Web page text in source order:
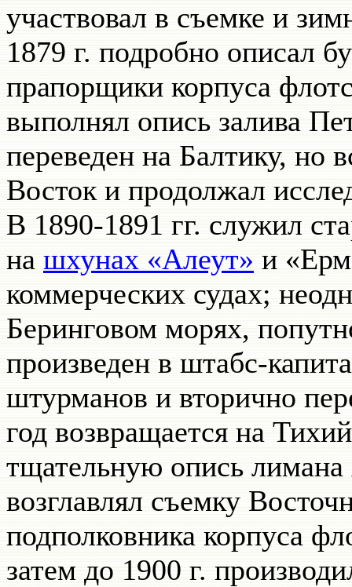
участвовал в съемке и
1879 г. подробно описал
прапорщики корпуса
выполнял опись залива
переведен на Балтику, но
Восток и продолжал
В 1890-1891 гг. служил
на шхунах «Алеут» и
коммерческих судах;
Беринговом морях,
произведен в штабс-
штурманов и вторично
год возвращается на
тщательную опись
возглавлял съемку
подполковника корпуса
затем до 1900 г.